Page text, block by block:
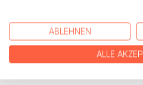
AUTOR/INABLEHNEN
ALLE